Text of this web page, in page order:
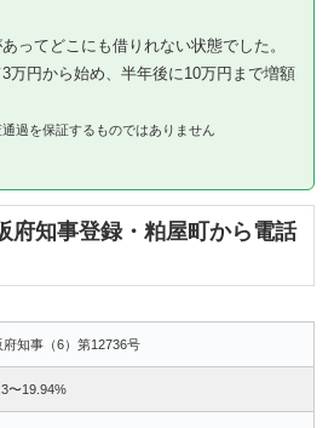
ってどこにも借りれない状態でした。
万円から始め、半年後に10万円まで増額
過を保証するものではありません
知事登録・粕屋町から電話
府知事（6）第12736号
〜19.94%